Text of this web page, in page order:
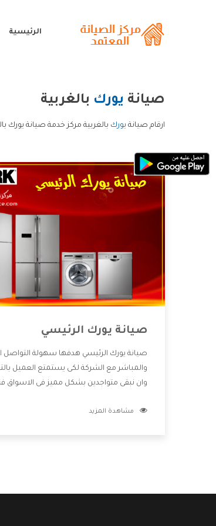
الرئيسية
صيانة يورك بالغربية
ارقام صيانة يورك بالغربية مركز خدمة صيانة يورك
صيانة يورك الرئيسي
صيانة يورك الرئيسي هدفها سهولة التواصل
والمباشر مع الشركة لكى يستمتع العميل
وان نبقى متواجدين بشكل مميز فى الاسواق
بالخدمات التى تنفرد الشركة بها والتى تكون
مشاهدة المزيد